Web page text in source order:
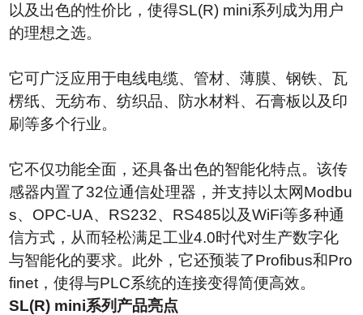
以及出色的性价比，使得SL(R) mini系列成为用户
的理想之选。
它可广泛应用于电线电缆、管材、薄膜、钢铁、瓦
楞纸、无纺布、纺织品、防水材料、石膏板以及印
刷等多个行业。
它不仅功能全面，还具备出色的智能化特点。该传
感器内置了32位通信处理器，并支持以太网Modbu
s、 OPC-UA、 RS232、 RS485以及WiFi等多种通
信方式，从而轻松满足工业4.0时代对生产数字化
与智能化的要求。此外，它还预装了Profibus和Pro
finet ，使得与PLC系统的连接变得简便高效。
SL(R) mini系列产品亮点